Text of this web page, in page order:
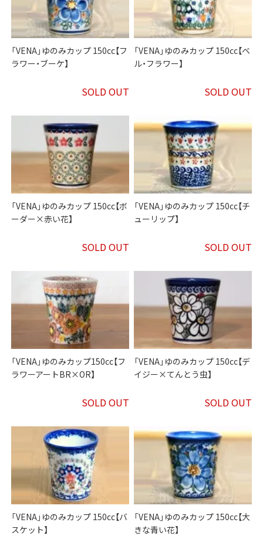
「VENA」ゆのみカップ 150cc【フ
ラワー・ブーケ】
SOLD OUT
「VENA」ゆのみカップ 150cc【ベ
ル・フラワー】
SOLD OUT
「VENA」ゆのみカップ 150cc【ボ
ーダー×赤い花】
SOLD OUT
「VENA」ゆのみカップ 150cc【チ
ューリップ】
SOLD OUT
「VENA」ゆのみカップ150cc【フ
ラワーアートBR×OR】
SOLD OUT
「VENA」ゆのみカップ 150cc【デ
イジー×てんとう虫】
SOLD OUT
「VENA」ゆのみカップ 150cc【バ
スケット】
「VENA」ゆのみカップ 150cc【大
きな青い花】